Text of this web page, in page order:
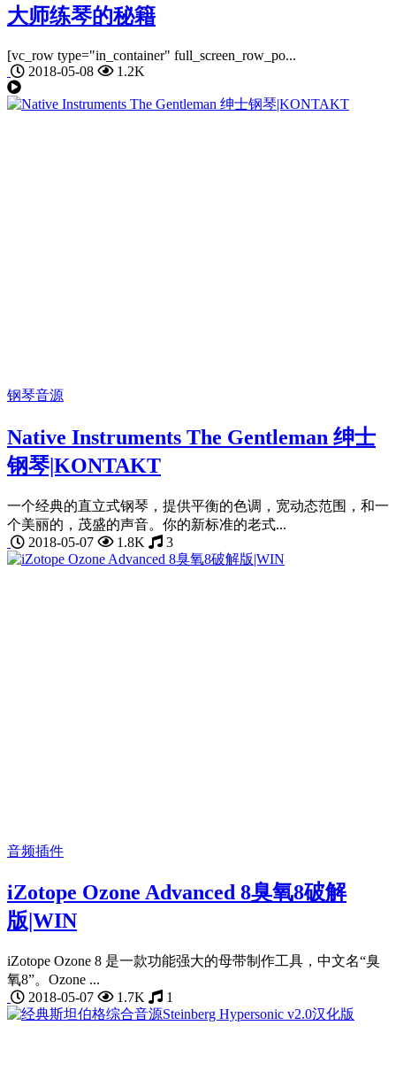
大师练琴的秘籍
[vc_row type="in_container" full_screen_row_po...
2018-05-08
1.2K
钢琴音源
Native Instruments The Gentleman 绅士
钢琴|KONTAKT
一个经典的直立式钢琴，提供平衡的色调，宽动态范围，和一
个美丽的，茂盛的声音。你的新标准的老式...
2018-05-07
1.8K 3
音频插件
iZotope Ozone Advanced 8臭氧8破解
版|WIN
iZotope Ozone 8 是一款功能强大的母带制作工具，中文名“臭
氧8”。Ozone ...
2018-05-07
1.7K 1